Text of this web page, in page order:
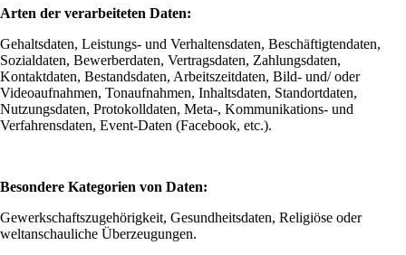
Arten der verarbeiteten Daten:
Gehaltsdaten, Leistungs- und Verhaltensdaten, Beschäftigtendaten,
Sozialdaten, Bewerberdaten, Vertragsdaten, Zahlungsdaten,
Kontaktdaten, Bestandsdaten, Arbeitszeitdaten, Bild- und/ oder
Videoaufnahmen, Tonaufnahmen, Inhaltsdaten, Standortdaten,
Nutzungsdaten, Protokolldaten, Meta-, Kommunikations- und
Verfahrensdaten, Event-Daten (Facebook, etc.).
Besondere Kategorien von Daten:
Gewerkschaftszugehörigkeit, Gesundheitsdaten, Religiöse oder
weltanschauliche Überzeugungen.